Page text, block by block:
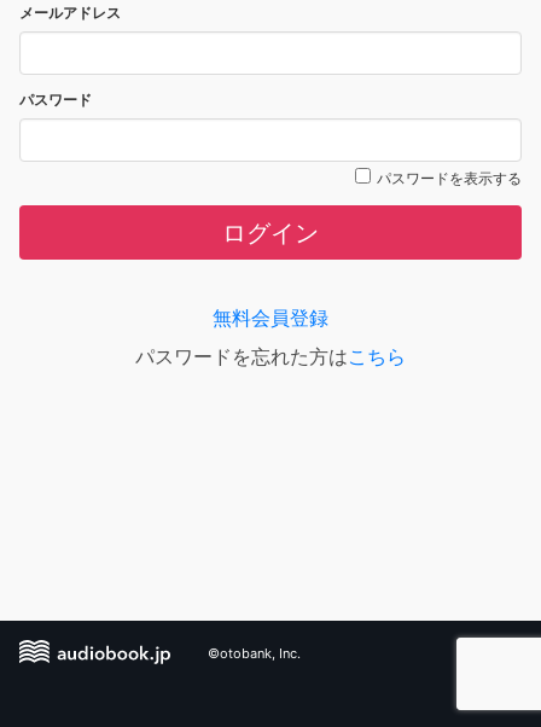
メールアドレス
パスワード
パスワードを表示する
ログイン
無料会員登録
パスワードを忘れた方はこちら
©otobank, Inc.